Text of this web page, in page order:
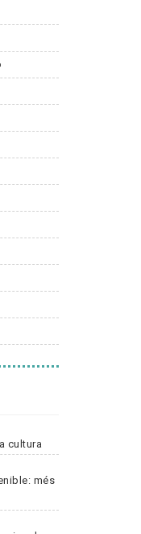
cultura
més